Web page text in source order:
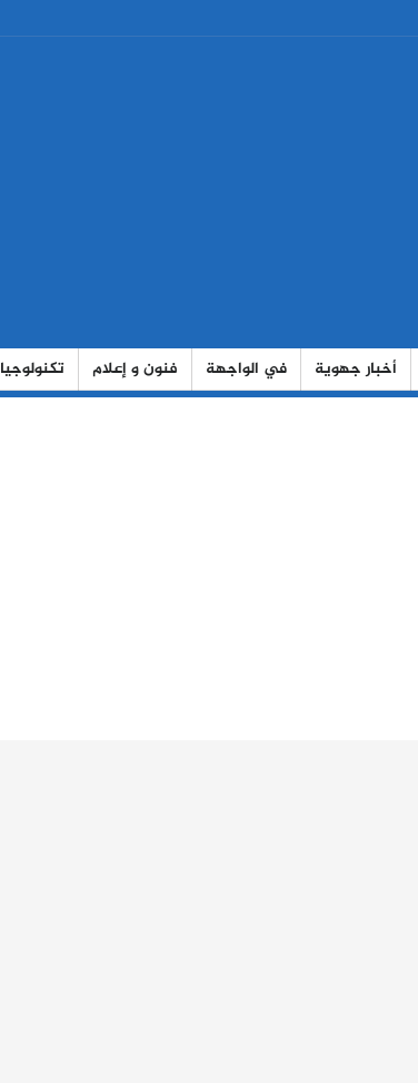
أخبار جهوية في الواجهة فنون و إعلام تكنولوجيا